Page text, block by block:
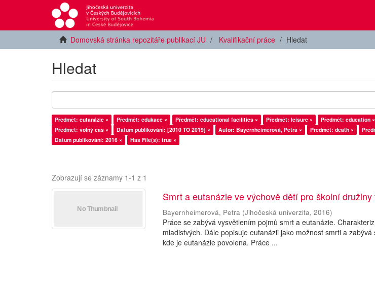
Domovská stránka repozitáře publikací JU Kvalifikační práce Hledat
Hledat
Předmět: eutanázie × Předmět: edukace × Předmět: educational facilities × Předmět: leisure × Předmět: education ×
Předmět: volný čas ×
Datum publikování: [2010 TO 2019] × Autor: Bayernheimerová, Petra × Předmět: death ×
Datum publikování: 2016 ×
Has File(s): true ×
Zobrazují se záznamy 1-1 z 1
Smrt a eutanázie ve výchově dětí pro školní
Bayernheimerová, Petra (Jihočeská univerzita,2016)
Práce se zabývá vysvětlením pojmů smrt a eutanázie.
mladistvých. Dále popisuje eutanázii jako možnost smrti a
kde je eutanázie povolena. Práce ...